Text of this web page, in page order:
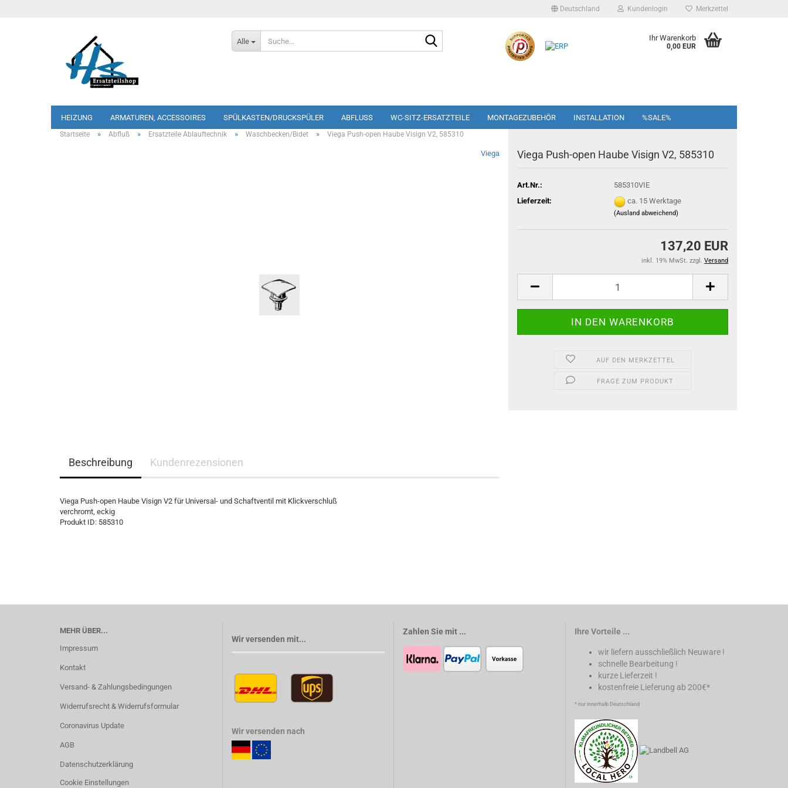
Deutschland Kundenlogin Merkzettel
Alle Ihr Warenkorb
0,00 EUR
HEIZUNG ARMATUREN, ACCESSOIRES SPÜLKASTEN/DRUCKSPÜLER ABFLUSS WC-SITZ-ERSATZTEILE MONTAGEZUBEHÖR INSTALLATION %SALE%
Startseite » Abfluß » Ersatzteile Ablauftechnik » Waschbecken/Bidet » Viega Push-open Haube Visign V2, 585310
Viega Viega Push-open Haube Visign V2, 585310
Art.Nr.:
585310VIE
Lieferzeit:
ca. 15 Werktage
(Ausland abweichend)
137,20 EUR
inkl. 19% MwSt. zzgl. Versand
AUF DEN MERKZETTEL
FRAGE ZUM PRODUKT
Beschreibung Kundenrezensionen
Viega Push-open Haube Visign V2 für Universal- und Schaftventil mit Klickverschluß
verchromt, eckig
Produkt ID: 585310
MEHR ÜBER...
Impressum
Kontakt
Versand- & Zahlungsbedingungen
Widerrufsrecht & Widerrufsformular
Coronavirus Update
AGB
Datenschutzerklärung
Cookie Einstellungen
Wir versenden mit...
Wir versenden nach
Zahlen Sie mit ... Ihre Vorteile ...
wir liefern ausschließlich Neuware !
schnelle Bearbeitung !
kurze Lieferzeit !
kostenfreie Lieferung ab 200€*
* nur innerhalb Deutschland